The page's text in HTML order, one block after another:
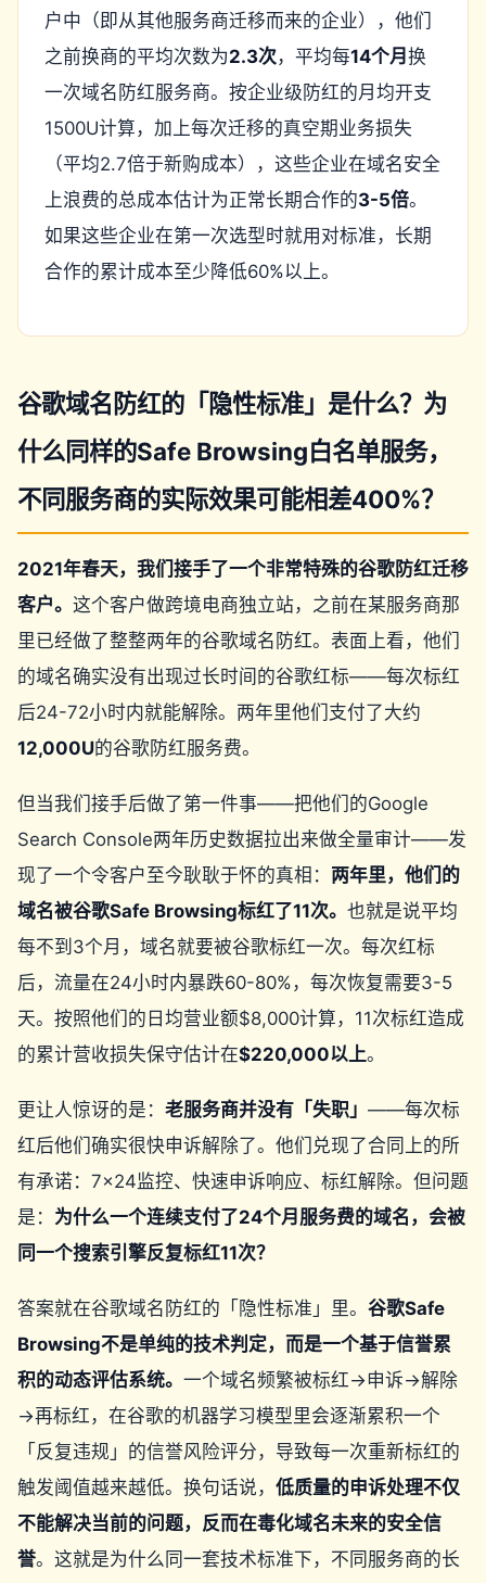
户中（即从其他服务商迁移而来的企业），他们
之前换商的平均次数为2.3次，平均每14个月 换
一次域名防红服务商。按企业级防红的月均开支
1500U计算，加上每次迁移的真空期业务损失
（平均2.7倍于新购成本），这些企业在域名安全
上浪费的总成本估计为正常长期合作的3-5倍。
如果这些企业在第一次选型时就用对标准，长期
合作的累计成本至少降低60%以上。
谷歌域名防红的「隐性标准」是什么？为
什么同样的Safe Browsing白名单服务，
不同服务商的实际效果可能相差400%？
2021年春天，我们接手了一个非常特殊的谷歌防红迁移
客户。 这个客户做跨境电商独立站，之前在某服务商那
里已经做了整整两年的谷歌域名防红。表面上看，他们
的域名确实没有出现过长时间的谷歌红标——每次标红
后24-72小时内就能解除。两年里他们支付了大约
12,000U的谷歌防红服务费。
但当我们接手后做了第一件事——把他们的Google
Search Console两年历史数据拉出来做全量审计——发
现了一个令客户至今耿耿于怀的真相： 两年里，他们的
域名被谷歌Safe Browsing标红了11次。 也就是说平均
每不到3个月，域名就要被谷歌标红一次。每次红标
后，流量在24小时内暴跌60-80%，每次恢复需要3-5
天。按照他们的日均营业额$8,000计算，11次标红造成
的累计营收损失保守估计在$220,000以上。
更让人惊讶的是： 老服务商并没有「失职」 ——每次标
红后他们确实很快申诉解除了。他们兑现了合同上的所
有承诺：7×24监控、快速申诉响应、标红解除。但问题
是： 为什么一个连续支付了24个月服务费的域名，会被
同一个搜索引擎反复标红11次？
答案就在谷歌域名防红的「隐性标准」里。 谷歌Safe
Browsing不是单纯的技术判定，而是一个基于信誉累
积的动态评估系统。 一个域名频繁被标红→申诉→解除
→再标红，在谷歌的机器学习模型里会逐渐累积一个
「反复违规」的信誉风险评分，导致每一次重新标红的
触发阈值越来越低。换句话说， 低质量的申诉处理不仅
不能解决当前的问题，反而在毒化域名未来的安全信
誉。这就是为什么同一套技术标准下，不同服务商的长